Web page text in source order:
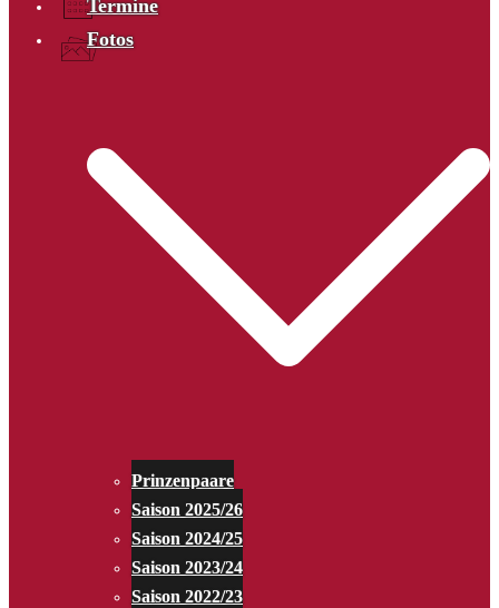
Termine
Fotos
Prinzenpaare
Saison 2025/26
Saison 2024/25
Saison 2023/24
Saison 2022/23